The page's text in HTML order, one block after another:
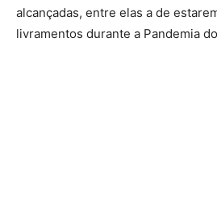
alcançadas, entre elas a de
livramentos durante a Pandemia